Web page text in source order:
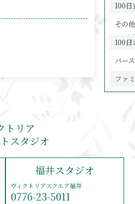
100日
その他
100
バー
ファ
トリア
スタジオ
福井スタジオ
ヴィクトリアスクエア福井
0776-23-5011